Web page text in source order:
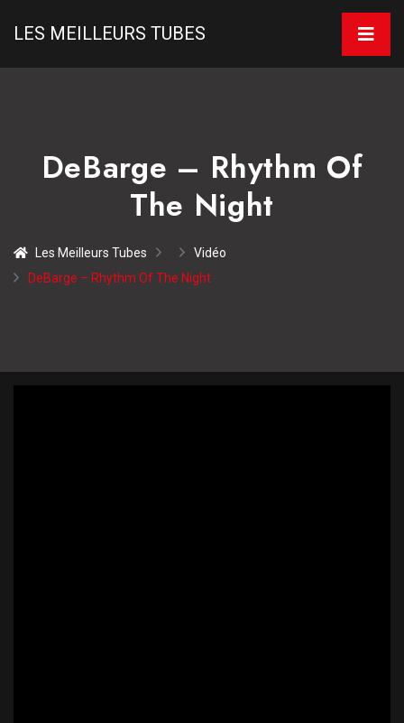
LES MEILLEURS TUBES
DeBarge – Rhythm Of
The Night
Les Meilleurs Tubes
Vidéo
DeBarge – Rhythm Of The Night